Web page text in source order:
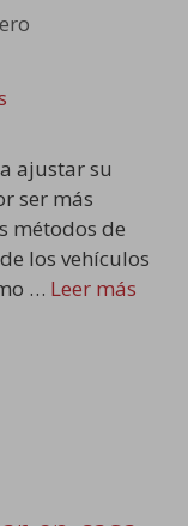
ajustar su
ser más
métodos de
los vehículos
… Leer más